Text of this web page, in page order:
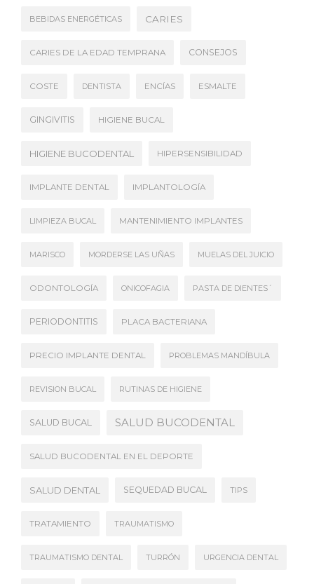
BEBIDAS ENERGÉTICAS CARIES
CARIES DE LA EDAD TEMPRANA CONSEJOS
COSTE DENTISTA ENCÍAS ESMALTE
GINGIVITIS HIGIENE BUCAL
HIGIENE BUCODENTAL HIPERSENSIBILIDAD
IMPLANTE DENTAL IMPLANTOLOGÍA
LIMPIEZA BUCAL MANTENIMIENTO IMPLANTES
MARISCO MORDERSE LAS UÑAS MUELAS DEL JUICIO
ODONTOLOGÍA ONICOFAGIA PASTA DE DIENTES´
PERIODONTITIS PLACA BACTERIANA
PRECIO IMPLANTE DENTAL PROBLEMAS MANDÍBULA
REVISION BUCAL RUTINAS DE HIGIENE
SALUD BUCAL SALUD BUCODENTAL
SALUD BUCODENTAL EN EL DEPORTE
SALUD DENTAL SEQUEDAD BUCAL TIPS
TRATAMIENTO TRAUMATISMO
TRAUMATISMO DENTAL TURRÓN URGENCIA DENTAL